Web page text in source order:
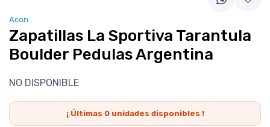
Acon
Zapatillas La Sportiva Tarantula
Boulder Pedulas Argentina
NO DISPONIBLE
¡ Últimas 0unidades disponibles !